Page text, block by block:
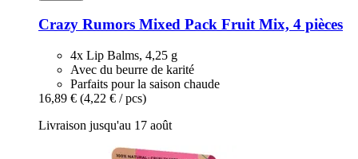
Crazy Rumors Mixed Pack Fruit Mix, 4 pièces
4x Lip Balms, 4,25 g
Avec du beurre de karité
Parfaits pour la saison chaude
16,89 € (4,22 € / pcs)
Livraison jusqu'au 17 août